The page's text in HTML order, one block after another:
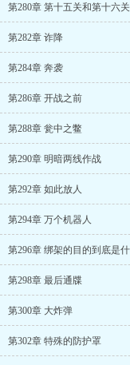
第280章 第十五关和第十六关
第282章 诈降
第284章 奔袭
第286章 开战之前
第288章 瓮中之鳖
第290章 明暗两线作战
第292章 如此放人
第294章 万个机器人
第296章 绑架的目的到底是
第298章 最后通牒
第300章 大炸弹
第302章 特殊的防护罩